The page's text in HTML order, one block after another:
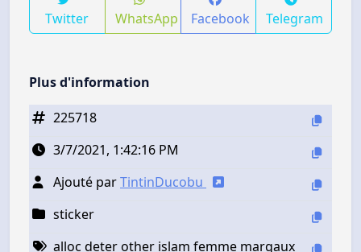
Twitter WhatsApp Facebook Telegram
Plus d'information
225718
3/7/2021, 1:42:16 PM
Ajouté parTintinDucobu
sticker
alloc deter other islam femme margaux